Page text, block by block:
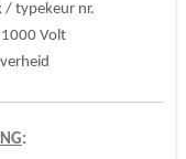
/ typekeur nr.
Volt
: